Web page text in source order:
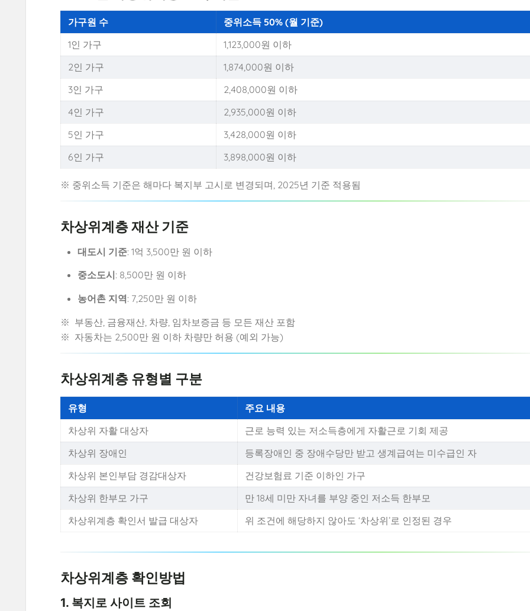
가구원 수
중위소득 50% (월 기준)
1인 가구
1,123,000원 이하
2인 가구
1,874,000원 이하
3인 가구
2,408,000원 이하
4인 가구
2,935,000원 이하
5인 가구
3,428,000원 이하
6인 가구
3,898,000원 이하
※ 중위소득 기준은 해마다 복지부 고시로 변경되며, 2025년 기준 적용됨
차상위계층 재산 기준
대도시 기준: 1억 3,500만 원 이하
중소도시: 8,500만 원 이하
농어촌 지역: 7,250만 원 이하
※ 부동산, 금융재산, 차량, 임차보증금 등 모든 재산 포함
※ 자동차는 2,500만 원 이하 차량만 허용 (예외 가능)
차상위계층 유형별 구분
유형
주요 내용
차상위 자활 대상자
근로 능력 있는 저소득층에게 자활근로 기회 제공
차상위 장애인
등록장애인 중 장애수당만 받고 생계급여는 미수급인 자
차상위 본인부담 경감대상자
건강보험료 기준 이하인 가구
차상위 한부모 가구
만 18세 미만 자녀를 부양 중인 저소득 한부모
차상위계층 확인서 발급 대상자
위 조건에 해당하지 않아도 ‘차상위’로 인정된 경우
차상위계층 확인방법
1. 복지로 사이트 조회